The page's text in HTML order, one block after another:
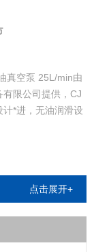
真空泵 25L/min由
有限公司提供，CJ
*进，无油润滑设
高分子材料，密
蚀。适合多种仪
真空抽滤装置，
点击展开+